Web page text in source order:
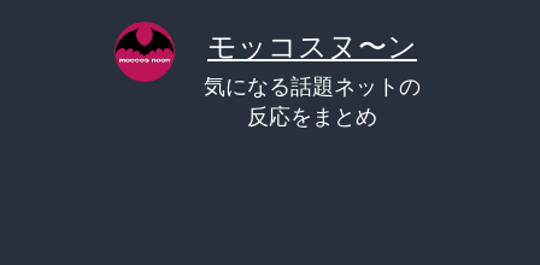
モッコスヌ〜ン
気になる話題ネットの
反応をまとめ